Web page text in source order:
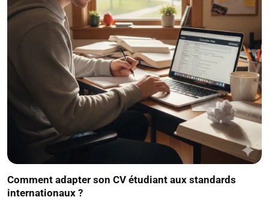
Comment adapter son CV étudiant aux standards
internationaux ?